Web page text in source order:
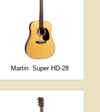
Martin Super HD-28